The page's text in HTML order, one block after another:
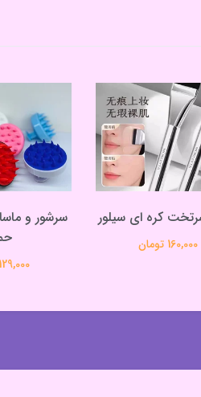
کره ای سیلور
160,000 تومان
سرشور و
129,000 تومان